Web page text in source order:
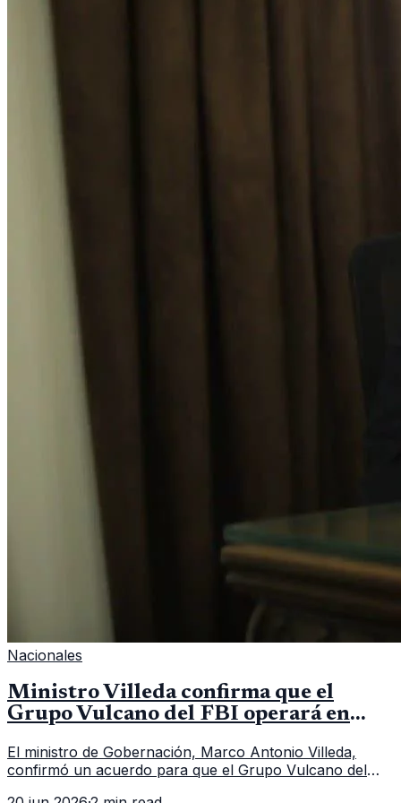
Nacionales
Ministro Villeda confirma que el
Grupo Vulcano del FBI operará en
El ministro de Gobernación, Marco Antonio Villeda,
confirmó un acuerdo para que el Grupo Vulcano del